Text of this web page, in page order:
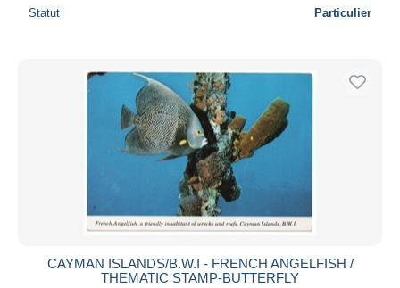
Statut Particulier
CAYMAN ISLANDS/B.W.I - FRENCH ANGELFISH /
THEMATIC STAMP-BUTTERFLY